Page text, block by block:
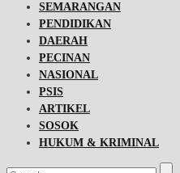
SEMARANGAN
PENDIDIKAN
DAERAH
PECINAN
NASIONAL
PSIS
ARTIKEL
SOSOK
HUKUM & KRIMINAL